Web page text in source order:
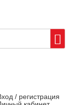
/ регистрация